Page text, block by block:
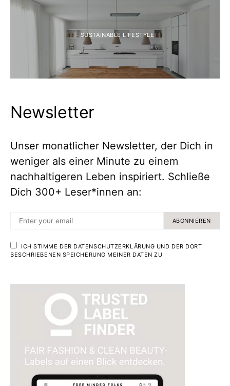
- SUSTAINABLE LIFESTYLE
Newsletter
Unser monatlicher Newsletter, der Dich in
weniger als einer Minute zu einem
nachhaltigeren Leben inspiriert. Schließe
Dich 300+ Leser*innen an:
ABONNIEREN
ICH STIMME DER DATENSCHUTZERKLÄRUNG UND DER DORT
BESCHRIEBENEN SPEICHERUNG MEINER DATEN ZU